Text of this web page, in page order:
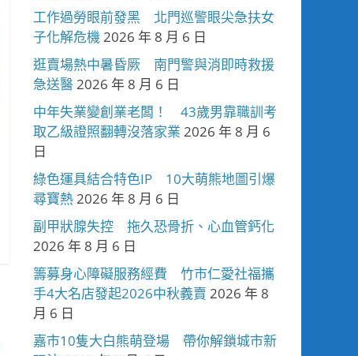
工作過勞眼前發黑 北門巡警眼尖急扶女
子化解危機2026 年 8 月 6 日
逛賣場熱中暑昏厥 南門警與消即時救援
急送醫2026 年 8 月 6 日
中年失業變創業老闆！ 43歲男靠職訓考
取乙級證照翻轉沒落家業 2026 年 8 月 6
日
綠色運具結合特色IP 10大萌熊地圖引爆
尋寶熱2026 年 8 月 6 日
副甲狀腺失控 拖久恐骨折、心血管鈣化
2026 年 8 月 6 日
籌募身心障礙服務經費 竹市仁愛社福攜
手4大名店發起2026中秋義賣 2026 年 8
月 6 日
嘉市10隻大白熊萌登場 帶你解鎖城市新